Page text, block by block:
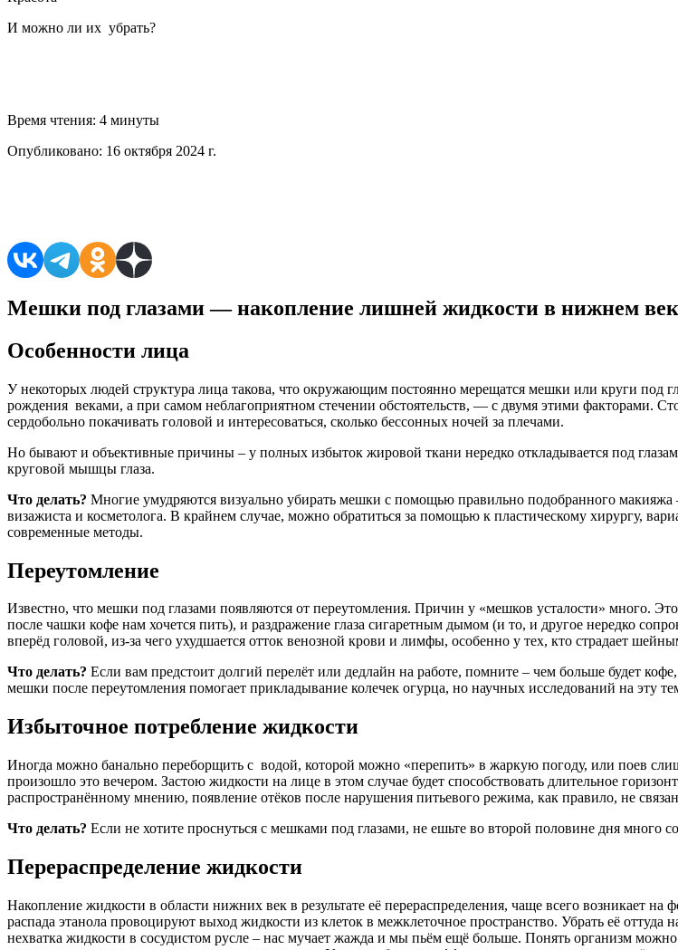
И можно ли их убрать?
Время чтения: 4 минуты
Опубликовано: 16 октября 2024 г.
Мешки под глазами — накопление лишней жидкости в нижнем
Особенности лица
У некоторых людей структура лица такова, что окружающим постоянно мерещатся мешки или круги под
рождения веками, а при самом неблагоприятном стечении обстоятельств, — с двумя этими факторами.
сердобольно покачивать головой и интересоваться, сколько бессонных ночей за плечами.
Но бывают и объективные причины – у полных избыток жировой ткани нередко откладывается под
круговой мышцы глаза.
Что делать? Многие умудряются визуально убирать мешки с помощью правильно подобранного макияжа
визажиста и косметолога. В крайнем случае, можно обратиться за помощью к пластическому хирургу,
современные методы.
Переутомление
Известно, что мешки под глазами появляются от переутомления. Причин у «мешков усталости» много.
после чашки кофе нам хочется пить), и раздражение глаза сигаретным дымом (и то, и другое нередко
вперёд головой, из-за чего ухудшается отток венозной крови и лимфы, особенно у тех, кто страдает
Что делать? Если вам предстоит долгий перелёт или дедлайн на работе, помните – чем больше будет
мешки после переутомления помогает прикладывание колечек огурца, но научных исследований на эту
Избыточное потребление жидкости
Иногда можно банально переборщить с водой, которой можно «перепить» в жаркую погоду, или поев
произошло это вечером. Застою жидкости на лице в этом случае будет способствовать длительное
распространённому мнению, появление отёков после нарушения питьевого режима, как правило, не
Что делать? Если не хотите проснуться с мешками под глазами, не ешьте во второй половине дня много
Перераспределение жидкости
Накопление жидкости в области нижних век в результате её перераспределения, чаще всего возникает
распада этанола провоцируют выход жидкости из клеток в межклеточное пространство. Убрать её оттуда
нехватка жидкости в сосудистом русле – нас мучает жажда и мы пьём ещё больше. Понять организм